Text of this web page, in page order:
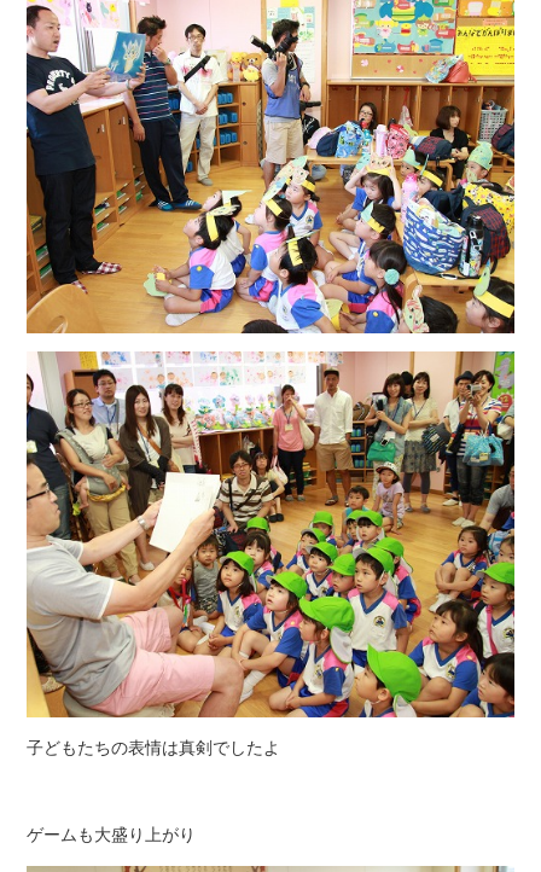
子どもたちの表情は真剣でしたよ
ゲームも大盛り上がり